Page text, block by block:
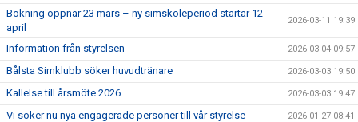
BOKNINGS OCH BETALNINGSVILKOR
KONTAKT
LEDIGA TJÄNSTER
Bokning öppnar 23 mars – ny simskoleperiod startar 12
april
2026-03-11 19:39
Information från styrelsen 2026-03-04 09:57
Bålsta Simklubb söker huvudtränare 2026-03-03 19:50
Kallelse till årsmöte 2026 2026-03-03 19:47
Vi söker nu nya engagerade personer till vår styrelse 2026-01-27 08:41